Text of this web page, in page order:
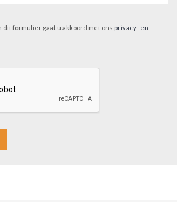
dit formulier gaat u akkoord met ons privacy- en